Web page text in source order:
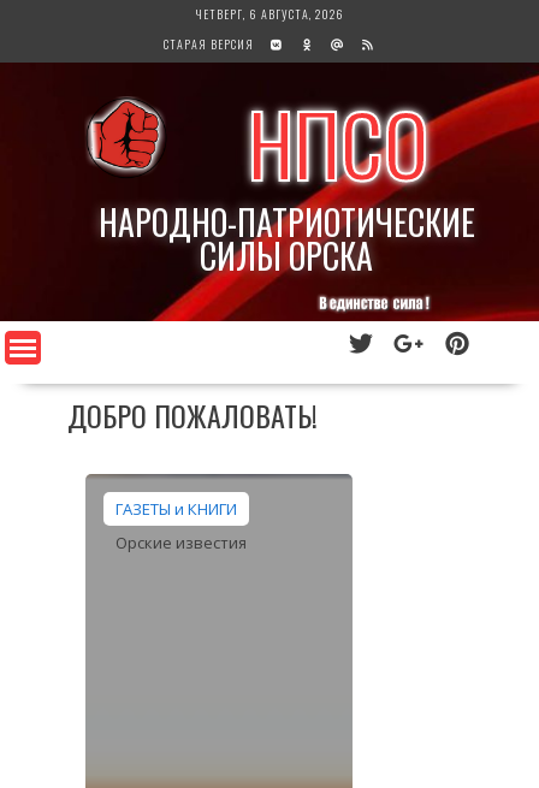
содержимому
ЧЕТВЕРГ, 6 АВГУСТА, 2026
СТАРАЯ ВЕРСИЯ
НПСО
НАРОДНО-ПАТРИОТИЧЕСКИЕ
СИЛЫ ОРСКА
ДОБРО ПОЖАЛОВАТЬ!
ГАЗЕТЫ и КНИГИ
Орские известия